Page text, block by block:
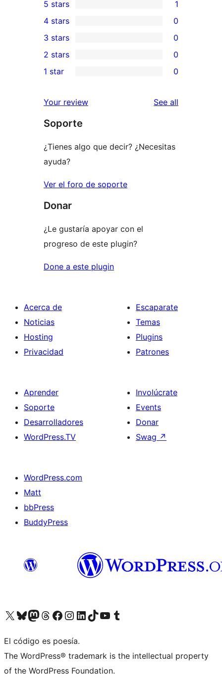
1
5-
star
review
5 stars 1
4-
star
reviews
4 stars 0
0
3-
star
3 stars 0
2-
reviews
2 stars 0
star
reviews
1 star 0
Your review See all
Soporte
¿Tienes algo que decir? ¿Necesitas
ayuda?
Ver el foro de soporte
Donar
¿Le gustaría apoyar con el
progreso de este plugin?
Done a este plugin
Acerca de
Noticias
Hosting
Privacidad
Escaparate
Temas
Plugins
Patrones
Aprender
Soporte
Desarrolladores
WordPress.TV
Involúcrate
Events
Donar
Swag ↗
WordPress.com
Matt
bbPress
BuddyPress
Visit our X (formerly Twitter) account
Visit our Bluesky account
Visita nuestra cuenta de Twitter
Visit our Threads account
Visita nuestra página de Facebook
Visite nuestra cuenta de Instagram
Visit our LinkedIn account
Visit our TikTok account
Visit our YouTube channel
Visit our Tumblr account
El código es poesía.
The WordPress® trademark is the intellectual property
of the WordPress Foundation.